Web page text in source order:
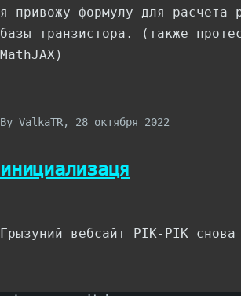
я привожу формулу для расчета
базы транзистора. (также
MathJAX)
By ValkaTR, 28 октября 2022
инициализаця
Грызуний вебсайт PIK-PIK